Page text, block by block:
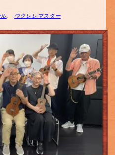
, ウクレレマスター